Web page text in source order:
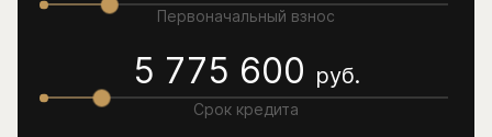
Первоначальный взнос
5 775 600 руб.
Срок кредита